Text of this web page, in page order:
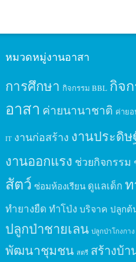
หมวดหมู่งานอาสา
การศึกษา กิจกรรม BBL กิจ
อาสา ค่ายนานาชาติ ค่าย
IT งานก่อสร้าง งานประดิษ
งานออกแรง ช่วยกิจกรรม
สัตว์ ซ่อมห้องเรียน ดูแลเด็ก
ทำยางยืด ทำโป่ง บริจาค ปลูกต้
ปลูกป่าชายเลน ปลูกป่าโกงกาง
พัฒนาชุมชน สตรี สร้างบ้